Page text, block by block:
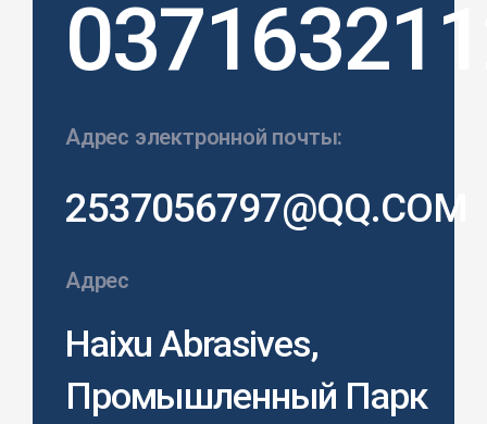
Адрес электронной почты:
2537056797@QQ.COM
Адрес
Haixu Abrasives,
Промышленный Парк